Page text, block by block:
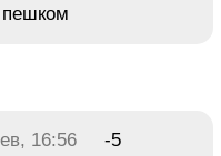
пешком
16:56
-5